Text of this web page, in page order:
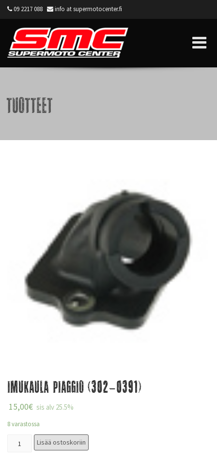
09 2217 088 info at supermotocenter.fi
Tuotteet
Imukaula Piaggio (302-0391)
15,00€ sis alv 25.5%
8 varastossa
Lisää ostoskoriin